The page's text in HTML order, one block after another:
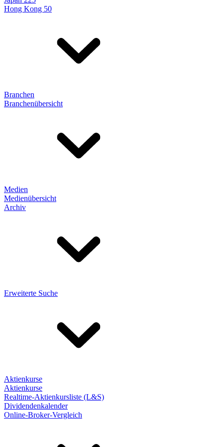
Hong Kong 50
Branchen
Branchenübersicht
Medien
Medienübersicht
Archiv
Erweiterte Suche
Aktienkurse
Aktienkurse
Realtime-Aktienkursliste (L&S)
Dividendenkalender
Online-Broker-Vergleich